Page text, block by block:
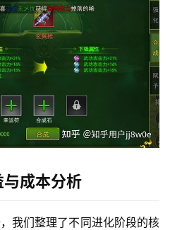
成本分析
我们整理了不同进化阶段的核